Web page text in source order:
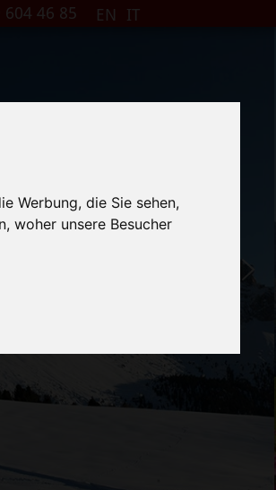
Werbung, die Sie sehen,
woher unsere Besucher
604 46 85 EN IT